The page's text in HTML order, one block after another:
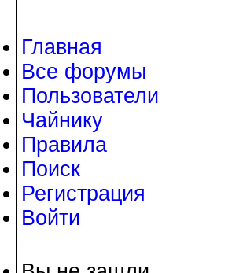
Главная
Все форумы
Пользователи
Чайнику
Правила
Поиск
Регистрация
Войти